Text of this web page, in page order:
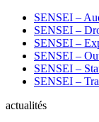
SENSEI –
SENSEI –
SENSEI –
SENSEI –
SENSEI –
SENSEI –
actualités